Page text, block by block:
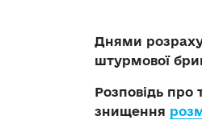
Днями
штурмової
Розповідь про
знищення